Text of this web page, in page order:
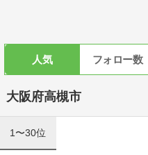
人気 フォロー数
大阪府高槻市
1〜30位